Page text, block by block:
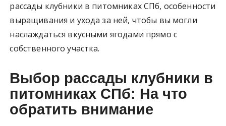
рассады клубники в питомниках СПб, особенности
выращивания и ухода за ней, чтобы вы могли
наслаждаться вкусными ягодами прямо с
собственного участка.
Выбор рассады клубники в
питомниках СПб: На что
обратить внимание